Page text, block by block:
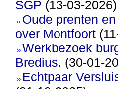
SGP (13-03-2026)
Oude prenten
over Montfoort
Werkbezoek
Bredius. (30-01-
Echtpaar